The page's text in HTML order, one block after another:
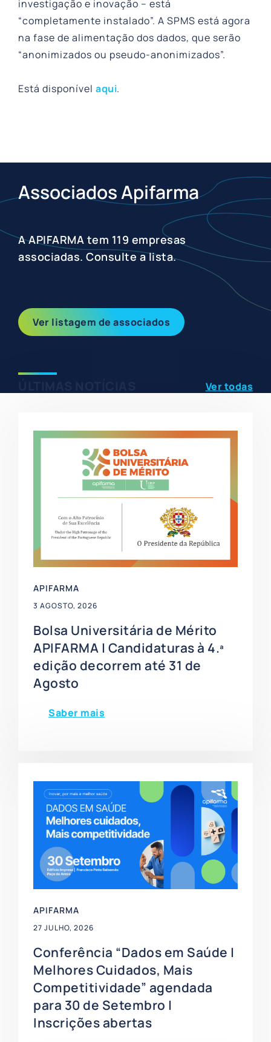
investigação e inovação – está
“completamente instalado”. A SPMS está agora
na fase de alimentação dos dados, que serão
“anonimizados ou pseudo-anonimizados”.
Está disponível aqui.
Associados Apifarma
A APIFARMA tem 119 empresas
associadas. Consulte a lista.
Ver listagem de associados
Ver todas
APIFARMA
3 AGOSTO, 2026
Bolsa Universitária de Mérito
APIFARMA | Candidaturas à 4.ª
edição decorrem até 31 de
Agosto
Saber mais
APIFARMA
27 JULHO, 2026
Conferência “Dados em Saúde |
Melhores Cuidados, Mais
Competitividade” agendada
para 30 de Setembro |
Inscrições abertas
Slide